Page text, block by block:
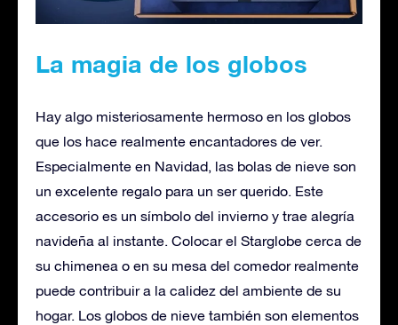
La magia de los globos
Hay algo misteriosamente hermoso en los globos
que los hace realmente encantadores de ver.
Especialmente en Navidad, las bolas de nieve son
un excelente regalo para un ser querido. Este
accesorio es un símbolo del invierno y trae alegría
navideña al instante. Colocar el Starglobe cerca de
su chimenea o en su mesa del comedor realmente
puede contribuir a la calidez del ambiente de su
hogar. Los globos de nieve también son elementos